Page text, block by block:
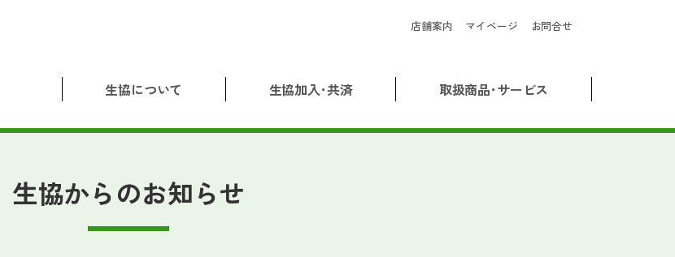
店舗案内 マイページ お問合せ
生協について 生協加入･共済 取扱商品･サービス
生協からのお知らせ